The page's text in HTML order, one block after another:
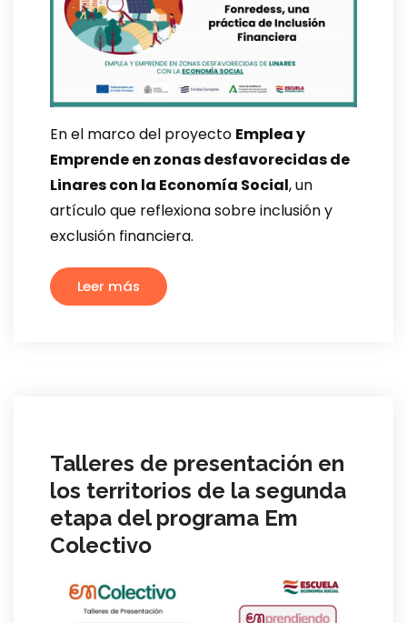
En el marco del proyecto Emplea y
Emprende en zonas desfavorecidas de
Linares con la Economía Social, un
artículo que reflexiona sobre inclusión y
exclusión financiera.
Leer más
Talleres de presentación en
los territorios de la segunda
etapa del programa Em
Colectivo